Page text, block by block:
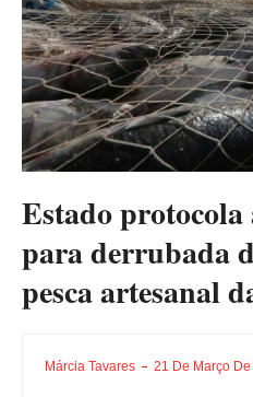
Estado protocola
para derrubada
pesca artesanal
Márcia Tavares 21 De Março